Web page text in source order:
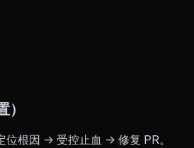
位根因 → 受控止血 → 修复 PR。